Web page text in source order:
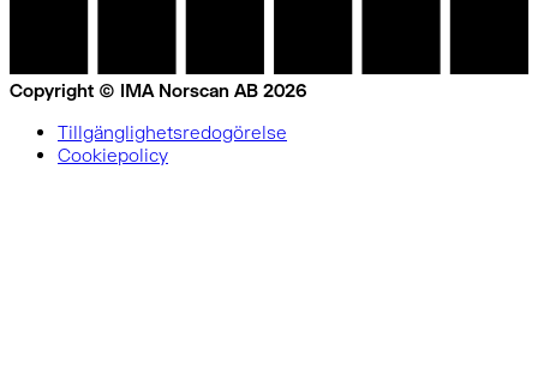
Copyright © IMA Norscan AB 2026
Tillgänglighetsredogörelse
Cookiepolicy